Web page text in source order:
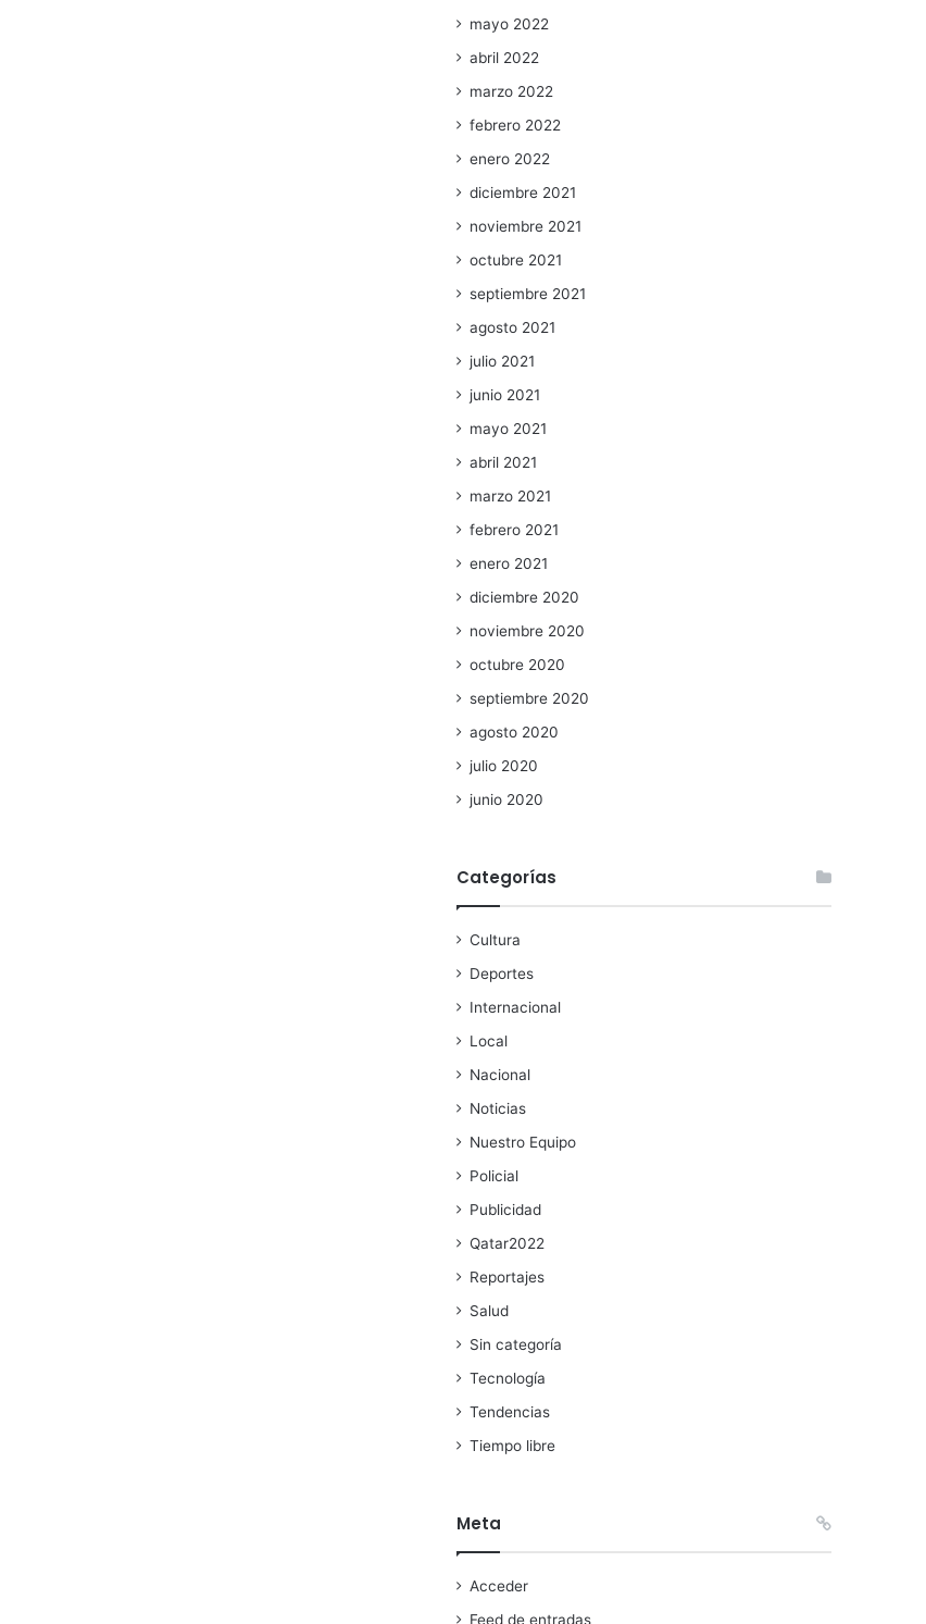
mayo 2022
abril 2022
marzo 2022
febrero 2022
enero 2022
diciembre 2021
noviembre 2021
octubre 2021
septiembre 2021
agosto 2021
julio 2021
junio 2021
mayo 2021
abril 2021
marzo 2021
febrero 2021
enero 2021
diciembre 2020
noviembre 2020
octubre 2020
septiembre 2020
agosto 2020
julio 2020
junio 2020
Categorías
Cultura
Deportes
Internacional
Local
Nacional
Noticias
Nuestro Equipo
Policial
Publicidad
Qatar2022
Reportajes
Salud
Sin categoría
Tecnología
Tendencias
Tiempo libre
Meta
Acceder
Feed de entradas